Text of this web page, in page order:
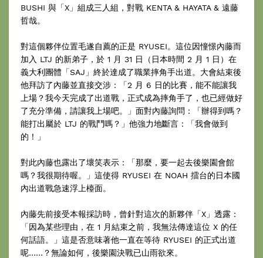
BUSHI 與「X」組成三人組，對戰 KENTA & HAYATA & 遠藤
哲哉。
對這個夥伴位置毛遂自薦的正是 RYUSEI。這位因憧憬內藤而
加入 LTJ 的新弟子，於 1 月 31 日（日本時間 2 月 1 日）在
義大利團體「SAJ」終於達成了職業摔角手出道。大會結束後
他拜訪了內藤並直接交涉：「2 月 6 日的比賽，能不能讓我
上場？我今天完成了出道戰，正式成為摔角手了，也已經做好
了充分準備，請讓我上場吧。」面對內藤詢問：「辦得到嗎？
能打出屬於 LTJ 的戰鬥嗎？」他強力地斷言：「我會做到
的！」
對此內藤也露出了壞笑表示：「那麼，要一起去後樂園會館
嗎？我很期待喔。」這使得 RYUSEI 在 NOAH 擂台的日本國
內出道戰急速浮上檯面。
內藤先前接受本報採訪時，曾針對這次的新夥伴「X」透露：
「因為某些理由，在 1 月結束之前，我無法傳達這位 X 的任
何話語。」這是否意味著他一直在等待 RYUSEI 的正式出道
呢……？無論如何，後樂園決戰已山雨欲來。